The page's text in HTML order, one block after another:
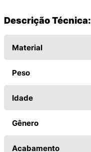
Descrição Técnica:
Material
Peso
Idade
Gênero
Acabamento